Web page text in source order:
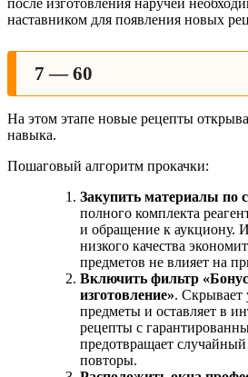
наставником для появления новых
7 — 60
На этом этапе новые рецепты
навыка.
Пошаговый алгоритм прокачки:
Закупить материалы по
полного комплекта
и обращение к аукциону.
низкого качества
предметов не влияет на
Включить фильтр «Бонус
изготовление». Скрывает
предметы и оставляет в
рецепты с
предотвращает
повторы.